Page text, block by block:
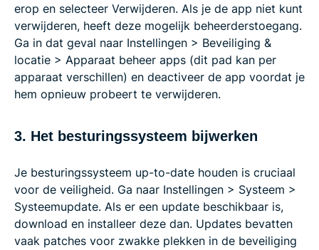
erop en selecteer Verwijderen. Als je de app niet kunt
verwijderen, heeft deze mogelijk beheerderstoegang.
Ga in dat geval naar Instellingen > Beveiliging &
locatie > Apparaat beheer apps (dit pad kan per
apparaat verschillen) en deactiveer de app voordat je
hem opnieuw probeert te verwijderen.
3. Het besturingssysteem bijwerken
Je besturingssysteem up-to-date houden is cruciaal
voor de veiligheid. Ga naar Instellingen > Systeem >
Systeemupdate. Als er een update beschikbaar is,
download en installeer deze dan. Updates bevatten
vaak patches voor zwakke plekken in de beveiliging